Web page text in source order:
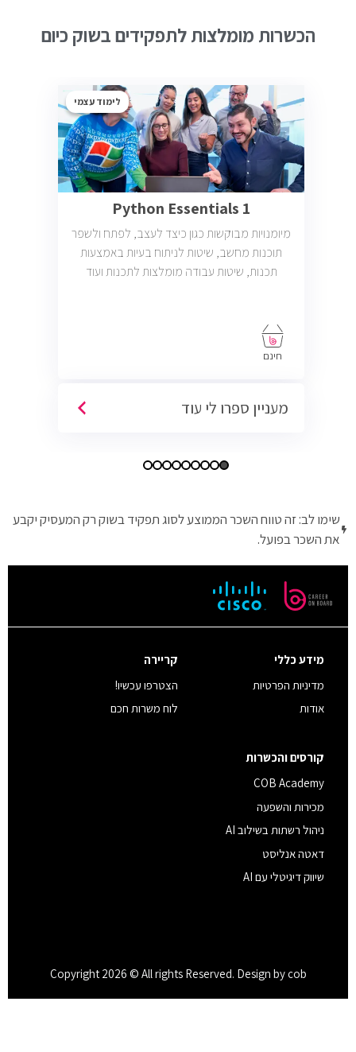
הכשרות מומלצות לתפקידים בשוק כיום
לימוד עצמי
Python Essentials 1
מיומנויות מבוקשות כגון כיצד לעצב, לפתח ולשפר
תוכנות מחשב, שיטות לניתוח בעיות באמצעות
תכנות, שיטות עבודה מומלצות לתכנות ועוד
חינם
מעניין ספרו לי עוד
שימו לב: זה טווח השכר הממוצע לסוג תפקיד בשוק רק המעסיק יקבע
את השכר בפועל.
מידע כללי
מדיניות הפרטיות
אודות
קריירה
הצטרפו עכשיו!
לוח משרות חכם
קורסים והכשרות
COB Academy
מכירות והשפעה
ניהול רשתות בשילוב AI
דאטה אנליסט
שיווק דיגיטלי עם AI
Copyright 2026 © All rights Reserved. Design by cob